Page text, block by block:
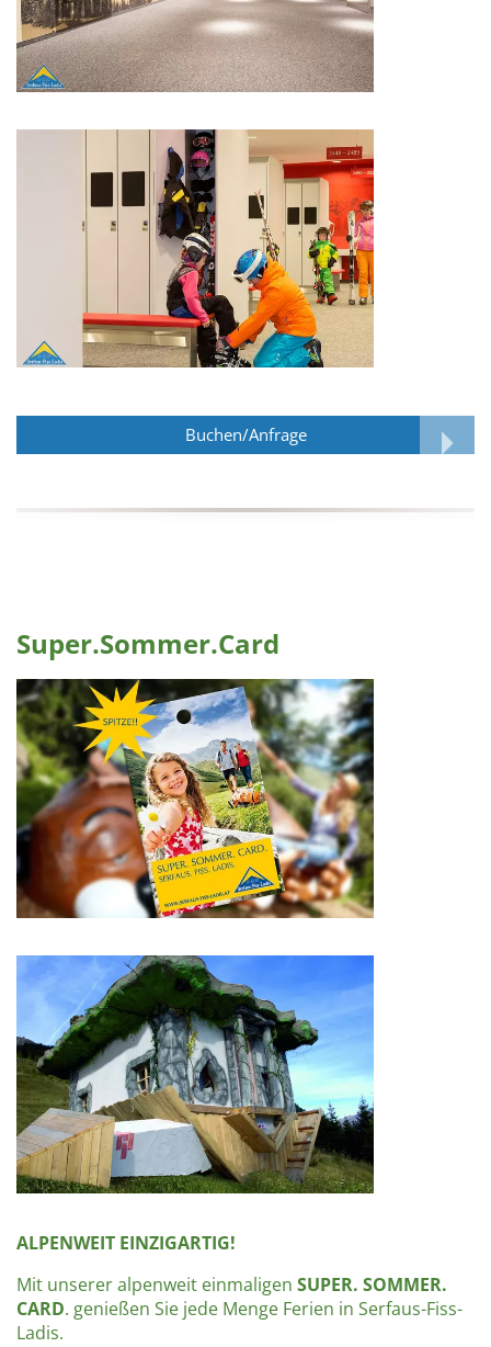
Buchen/Anfrage
Super.Sommer.Card
ALPENWEIT EINZIGARTIG!
Mit unserer alpenweit einmaligen SUPER. SOMMER.
CARD. genießen Sie jede Menge Ferien in Serfaus-Fiss-
Ladis.